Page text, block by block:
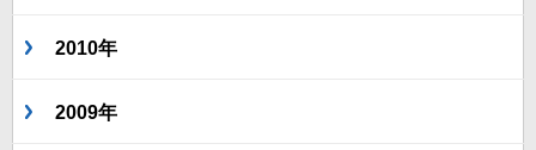
2010年
2009年